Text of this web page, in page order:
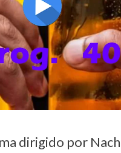
dirigido por